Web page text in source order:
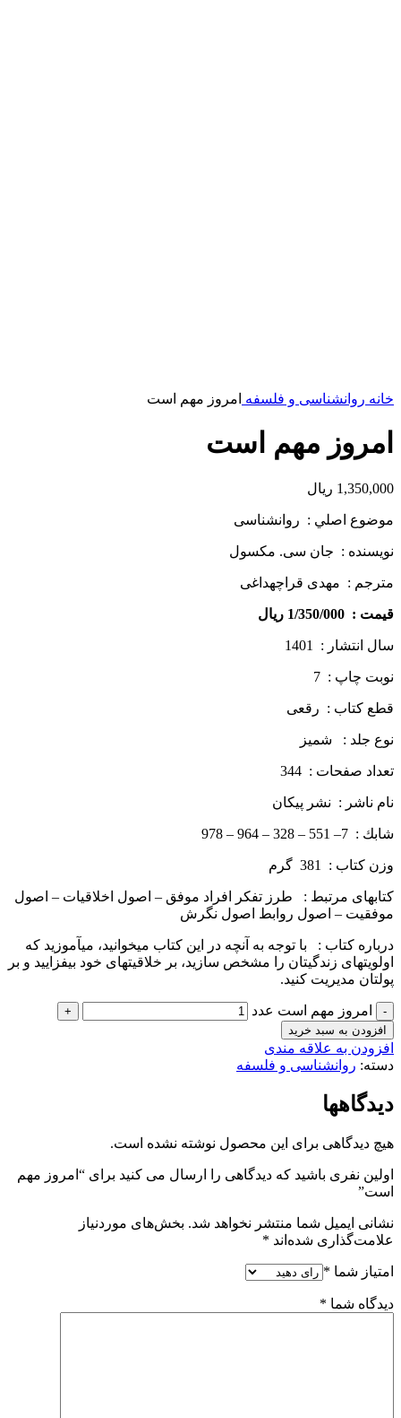
خانه روانشناسی و فلسفه امروز مهم است
امروز مهم است
1,350,000 ریال
موضوع اصلي : روانشناسی
نويسنده : جان سی. مکسول
مترجم : مهدی قراچه­داغی
قيمت : 1/350/000 ريال
سال انتشار : 1401
نوبت چاپ : 7
قطع كتاب : رقعی
نوع جلد : شمیز
تعداد صفحات : 344
نام ناشر : نشر پيكان
شابك : 7– 551 – 328 – 964 – 978
وزن كتاب : 381 گرم
کتاب­های مرتبط : طرز تفکر افراد موفق – اصول اخلاقیات – اصول
موفقیت – اصول روابط اصول نگرش
درباره كتاب : با توجه به آنچه در این کتاب می­خوانید، می­آموزید که
اولویت­های زندگی­تان را مشخص سازید، بر خلاقیت­های خود بیفزایید و بر
پولتان مدیریت کنید.
امروز مهم است عدد
افزودن به سبد خرید
افزودن به علاقه مندی
دسته: روانشناسی و فلسفه
دیدگاهها
هیچ دیدگاهی برای این محصول نوشته نشده است.
اولین نفری باشید که دیدگاهی را ارسال می کنید برای “امروز مهم
است”
نشانی ایمیل شما منتشر نخواهد شد. بخش‌های موردنیاز
علامت‌گذاری شده‌اند *
امتیاز شما *
دیدگاه شما *